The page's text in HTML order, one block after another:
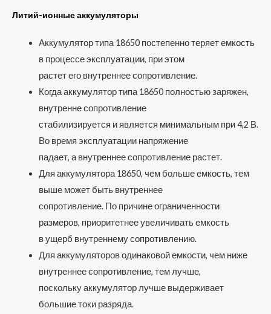
Литий-ионные аккумуляторы
Аккумулятор типа 18650 постепенно теряет емкость
в процессе эксплуатации, при этом
растет его внутреннее сопротивление.
Когда аккумулятор типа 18650 полностью заряжен,
внутренне сопротивление
стабилизируется и является минимальным при 4,2 В.
Во время эксплуатации напряжение
падает, а внутреннее сопротивление растет.
Для аккумулятора 18650, чем больше емкость, тем
выше может быть внутреннее
сопротивление. По причине ограниченности
размеров, приоритетнее увеличивать емкость
в ущерб внутреннему сопротивлению.
Для аккумуляторов одинаковой емкости, чем ниже
внутреннее сопротивление, тем лучше,
поскольку аккумулятор лучше выдерживает
большие токи разряда.